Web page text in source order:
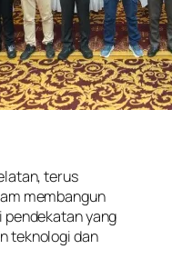
terus
membangun
yang
teknologi dan